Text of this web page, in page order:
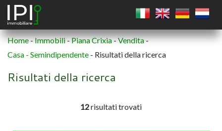
Home-Immobili-Piana Crixia-Vendita-
Casa - Semindipendente - Risultati della ricerca
Risultati della ricerca
12risultati trovati